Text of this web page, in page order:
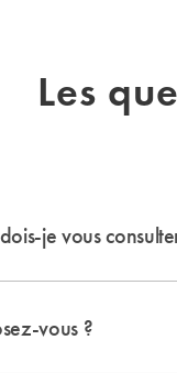
Les
je vous
vous ?